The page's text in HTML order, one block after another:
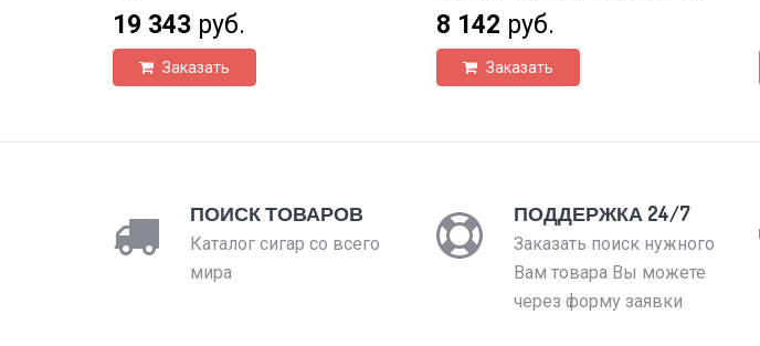
19 343 руб.
Заказать
8 142 руб.
Заказать
ПОИСК ТОВАРОВ
Каталог сигар со всего
мира
ПОДДЕРЖКА 24/7
Заказать поиск нужного
Вам товара Вы можете
через форму заявки